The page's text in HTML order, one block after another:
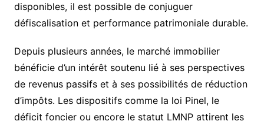
disponibles, il est possible de conjuguer
défiscalisation et performance patrimoniale durable.
Depuis plusieurs années, le marché immobilier
bénéficie d’un intérêt soutenu lié à ses perspectives
de revenus passifs et à ses possibilités de réduction
d’impôts. Les dispositifs comme la loi Pinel, le
déficit foncier ou encore le statut LMNP attirent les